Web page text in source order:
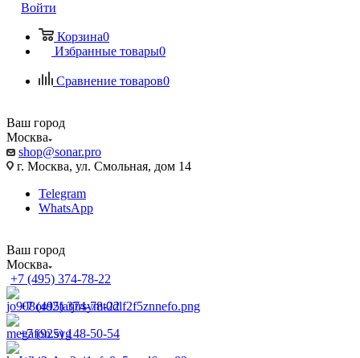
Войти
Корзина0
Избранные товары0
Сравнение товаров0
Ваш город
Москва
shop@sonar.pro
г. Москва, ул. Смольная, дом 14
Telegram
WhatsApp
Ваш город
Москва
+7 (495) 374-78-22
+7 (495) 374-78-22
+7 (925) 148-50-54